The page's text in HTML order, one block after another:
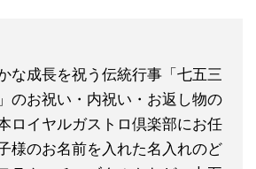
な成長を祝う伝統行事「七五三
のお祝い・内祝い・お返し物の
ロイヤルガストロ倶楽部にお任
様のお名前を入れた名入れのど